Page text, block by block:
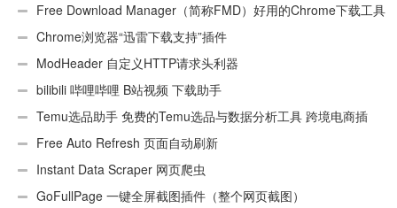
Free Download Manager（简称FMD）好用的Chrome下载工具
插件Chrome浏览器“迅雷下载支持”插件
ModHeader 自定义HTTP请求头利器
bilibili 哔哩哔哩 B站视频 下载助手
Temu选品助手 免费的Temu选品与数据分析工具 跨境电商插
件 Free Auto Refresh 页面自动刷新
Instant Data Scraper 网页爬虫
GoFullPage 一键全屏截图插件（整个网页截图）